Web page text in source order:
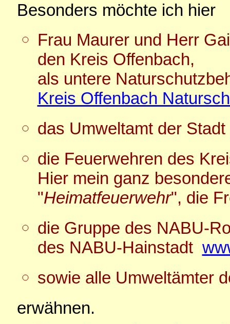
Besonders möchte ich hier
Frau Maurer und Herr
den Kreis Offenbach,
als untere
Kreis Offenbach
das Umweltamt der
die Feuerwehren des
Hier mein ganz
"Heimatfeuerwehr", die
die Gruppe des NABU-
des NABU-Hainstadt
sowie alle Umweltämter
erwähnen.